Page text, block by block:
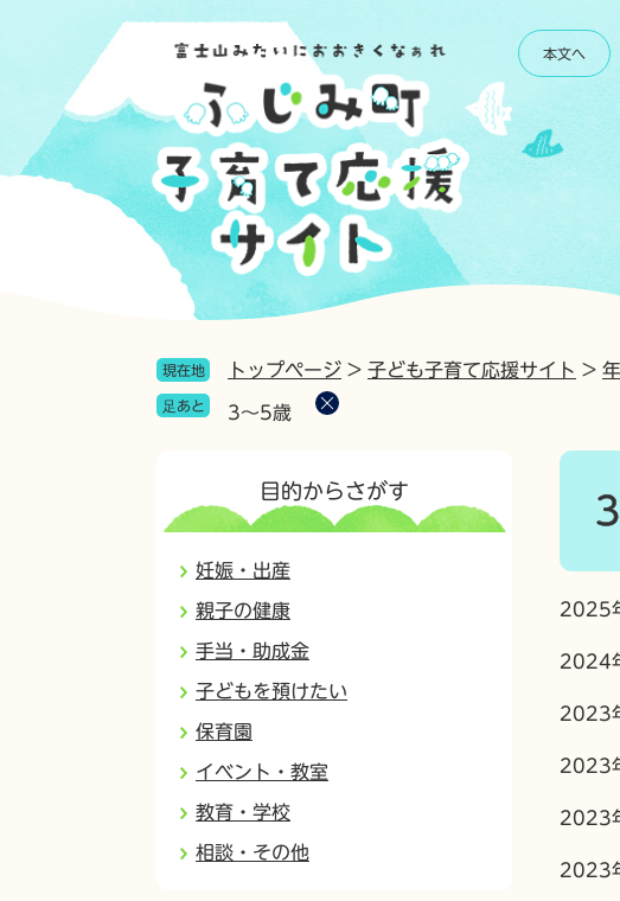
本文へ
現在地 トップページ > 子ども子育て応援サイト >
足あと 3～5歳
本
2025
2024
2023
2023
2023
2023
目的からさがす
妊娠・出産
親子の健康
手当・助成金
子どもを預けたい
保育園
イベント・教室
教育・学校
相談・その他